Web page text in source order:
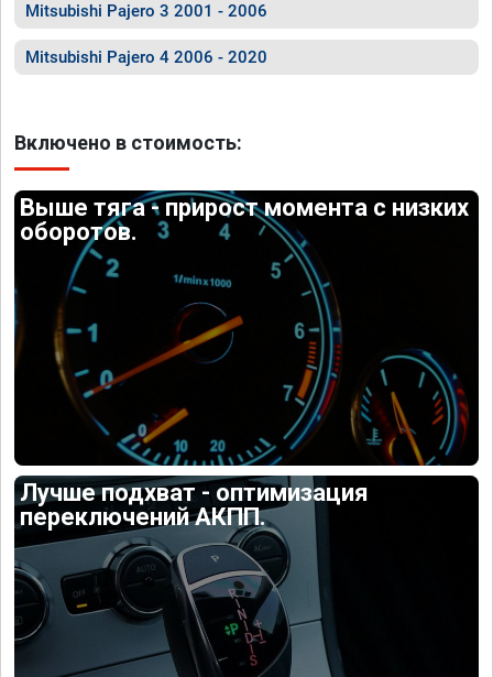
Mitsubishi Pajero 3 2001 - 2006
Mitsubishi Pajero 4 2006 - 2020
Включено в стоимость:
Выше тяга - прирост момента с низких
оборотов.
Лучше подхват - оптимизация
переключений АКПП.